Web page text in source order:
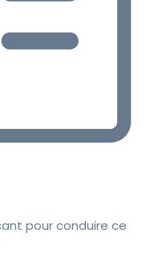
pour conduire ce